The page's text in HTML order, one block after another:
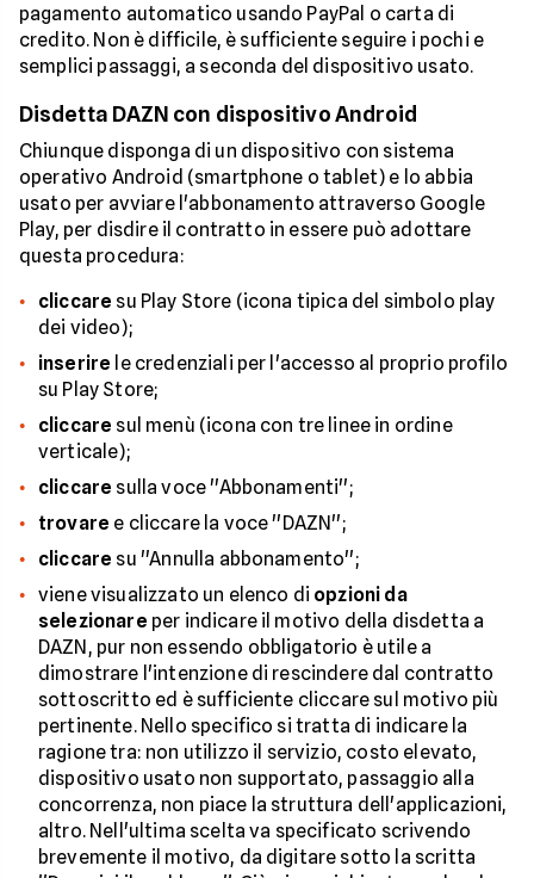
pagamento automatico usando PayPal o carta di
credito. Non è difficile, è sufficiente seguire i pochi e
semplici passaggi, a seconda del dispositivo usato.
Disdetta DAZN con dispositivo Android
Chiunque disponga di un dispositivo con sistema
operativo Android (smartphone o tablet) e lo abbia
usato per avviare l'abbonamento attraverso Google
Play, per disdire il contratto in essere può adottare
questa procedura:
cliccare su Play Store (icona tipica del simbolo play
dei video);
inserire le credenziali per l'accesso al proprio profilo
su Play Store;
cliccare sul menù (icona con tre linee in ordine
verticale);
cliccare sulla voce ''Abbonamenti'';
trovare e cliccare la voce ''DAZN'';
cliccare su ''Annulla abbonamento'';
viene visualizzato un elenco di opzioni da
selezionare per indicare il motivo della disdetta a
DAZN, pur non essendo obbligatorio è utile a
dimostrare l'intenzione di rescindere dal contratto
sottoscritto ed è sufficiente cliccare sul motivo più
pertinente. Nello specifico si tratta di indicare la
ragione tra: non utilizzo il servizio, costo elevato,
dispositivo usato non supportato, passaggio alla
concorrenza, non piace la struttura dell'applicazioni,
altro. Nell'ultima scelta va specificato scrivendo
brevemente il motivo, da digitare sotto la scritta